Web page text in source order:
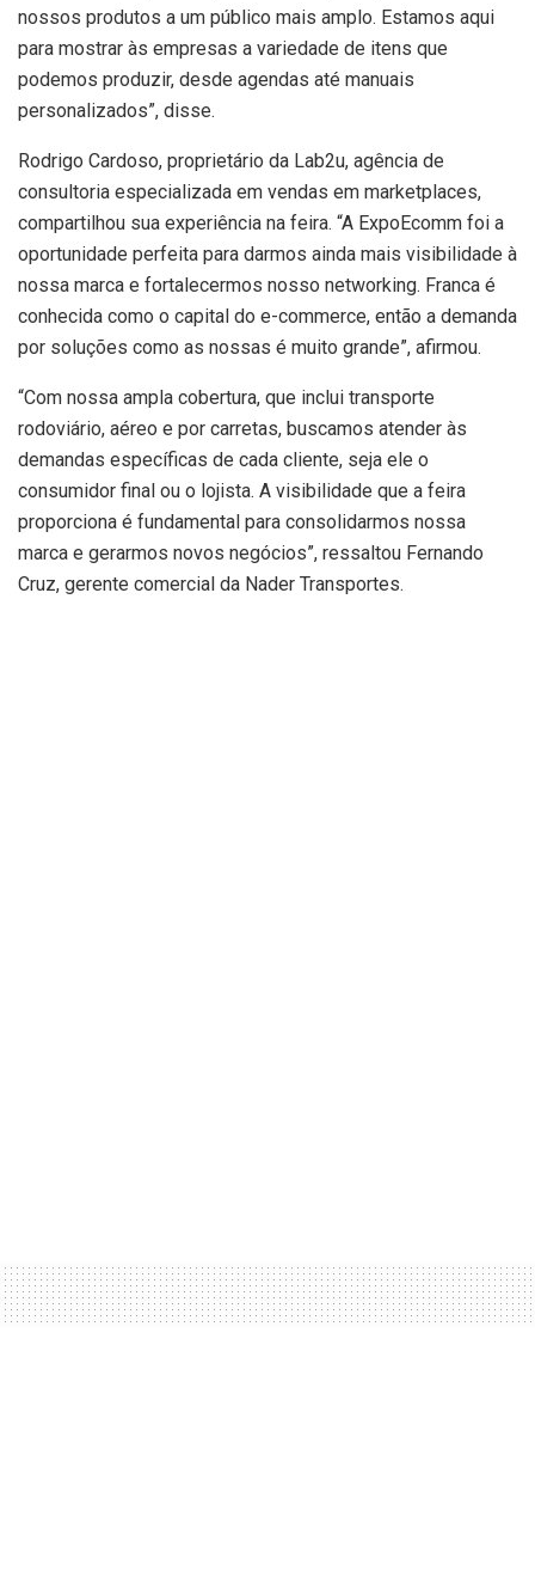
nossos produtos a um público mais amplo. Estamos aqui
para mostrar às empresas a variedade de itens que
podemos produzir, desde agendas até manuais
personalizados”, disse.
Rodrigo Cardoso, proprietário da Lab2u, agência de
consultoria especializada em vendas em marketplaces,
compartilhou sua experiência na feira. “A ExpoEcomm foi a
oportunidade perfeita para darmos ainda mais visibilidade à
nossa marca e fortalecermos nosso networking. Franca é
conhecida como o capital do e-commerce, então a demanda
por soluções como as nossas é muito grande”, afirmou.
“Com nossa ampla cobertura, que inclui transporte
rodoviário, aéreo e por carretas, buscamos atender às
demandas específicas de cada cliente, seja ele o
consumidor final ou o lojista. A visibilidade que a feira
proporciona é fundamental para consolidarmos nossa
marca e gerarmos novos negócios”, ressaltou Fernando
Cruz, gerente comercial da Nader Transportes.